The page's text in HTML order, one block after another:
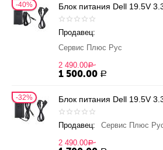
40% Блок питания Dell 19.5V
Продавец:
Сервис Плюс Рус
2 490.00Р
1 500.00 Р
32% Блок питания Dell 19.5V
Продавец:
Сервис Плюс
2 490.00Р